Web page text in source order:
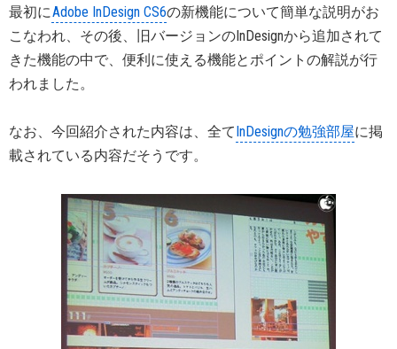
最初にAdobe InDesign CS6の新機能について簡単な説明がお
こなわれ、その後、旧バージョンのInDesignから追加されて
きた機能の中で、便利に使える機能とポイントの解説が行
われました。
なお、今回紹介された内容は、全てInDesignの勉強部屋に掲
載されている内容だそうです。